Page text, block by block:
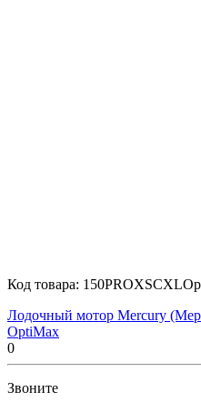
Код товара:
Лодочный мотор Mercury
OptiMax
0
Звоните